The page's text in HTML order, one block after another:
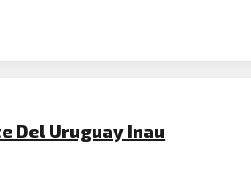
Del Uruguay Inau